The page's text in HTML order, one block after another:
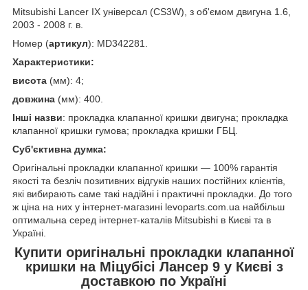
Mitsubishi Lancer IX універсал (CS3W), з об'ємом двигуна 1.6,
2003 - 2008 г. в.
Номер (артикул): MD342281.
Характеристики:
висота (мм): 4;
довжина (мм): 400.
Інші назви: прокладка клапанної кришки двигуна; прокладка
клапанної кришки гумова; прокладка кришки ГБЦ.
Суб'єктивна думка:
Оригінальні прокладки клапанної кришки — 100% гарантія
якості та безліч позитивних відгуків наших постійних клієнтів,
які вибирають саме такі надійні і практичні прокладки. До того
ж ціна на них у інтернет-магазині levoparts.com.ua найбільш
оптимальна серед інтернет-каталів Mitsubishi в Києві та в
Україні.
Купити оригінальні прокладки клапанної
кришки на Міцубісі Лансер 9 у Києві з
доставкою по Україні